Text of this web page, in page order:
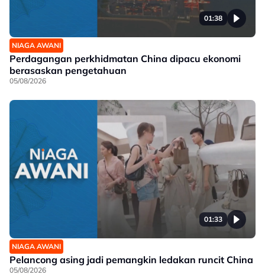
01:38
NIAGA AWANI
Perdagangan perkhidmatan China dipacu ekonomi
berasaskan pengetahuan
05/08/2026
01:33
NIAGA AWANI
Pelancong asing jadi pemangkin ledakan runcit China
05/08/2026